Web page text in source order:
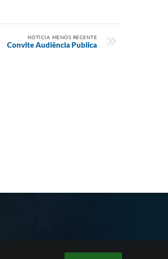
NOTÍCIA MENOS RECENTE
Convite Audiência Publica